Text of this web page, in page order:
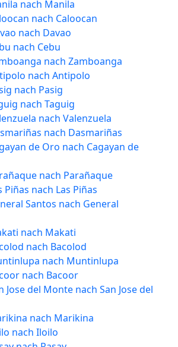
nach Manila
nach Caloocan
nach Davao
nach Cebu
nach Zamboanga
nach Antipolo
nach Pasig
nach Taguig
nach Valenzuela
nach Dasmariñas
de Oro nach Cagayan de
nach Parañaque
Piñas nach Las Piñas
Santos nach General
nach Makati
nach Bacolod
nach Muntinlupa
nach Bacoor
Jose del Monte nach San Jose del
nach Marikina
nach Iloilo